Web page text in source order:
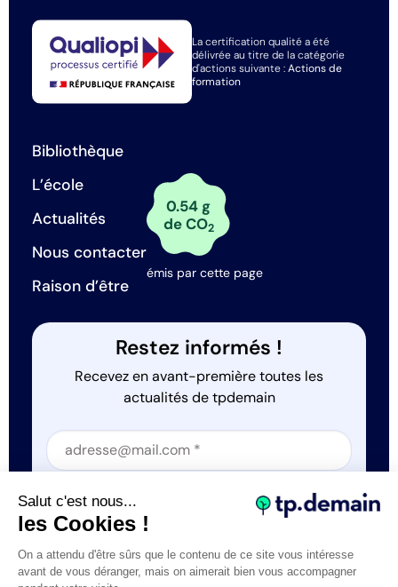
La certification qualité a été
délivrée au titre de la catégorie
d'actions suivante :Actions de
formation
Bibliothèque
L’école
Actualités
Nous contacter
Raison d’être
0.54 g
de CO2
émis par cette page
Restez informés !
Recevez en avant-première toutes les
actualités de tpdemain
Section
Section
J'accepte que tp.demain utilise mes informations
Salut c'est nous...
les Cookies !
On a attendu d'être sûrs que le contenu de ce site vous intéresse
avant de vous déranger, mais on aimerait bien vous accompagner